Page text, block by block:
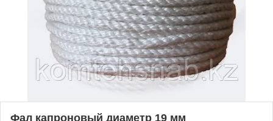
Фал капроновый диаметр 19 мм